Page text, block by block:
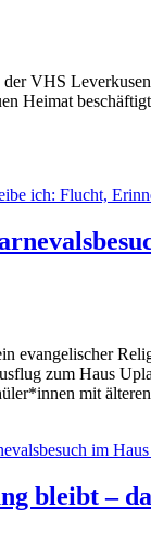
VHS
Heimat
ich: Flucht,
evangelischer
zum Haus
mit
im
bleibt –